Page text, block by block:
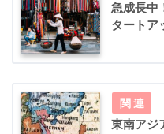
急成長中
タートア
東南アジ